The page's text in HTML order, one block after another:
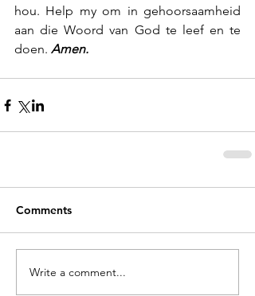
hou. Help my om in gehoorsaamheid
aan die Woord van God te leef en te
doen. Amen.
Comments
Write a comment...